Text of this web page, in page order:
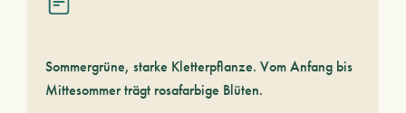
Sommergrüne, starke Kletterpflanze. Vom Anfang bis
Mittesommer trägt rosafarbige Blüten.